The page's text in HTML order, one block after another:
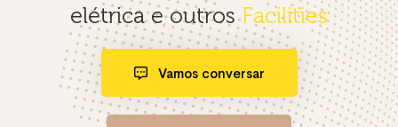
elétrica e outrosFacilities
Vamos conversar